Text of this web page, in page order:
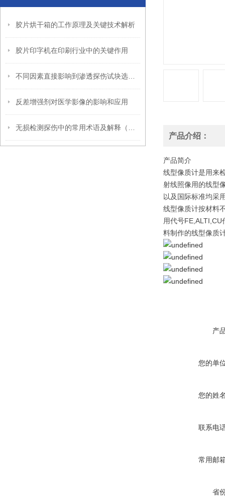
胶片烘干箱的工作原理及关键技术解析
胶片印字机在印刷行业中的关键作用
反差增强剂对医学影像的影响和应用
产品介绍：
产品简介
线型像质计是用来
射线照像用的线型
以及国际标准均采
线型像质计按材料
用代号
料制作的线型像质
产
您的单
您的姓
联系电
常用邮
省